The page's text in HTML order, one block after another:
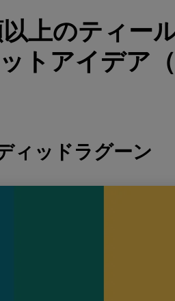
上のティー
トアイデア
ィッドラグーン